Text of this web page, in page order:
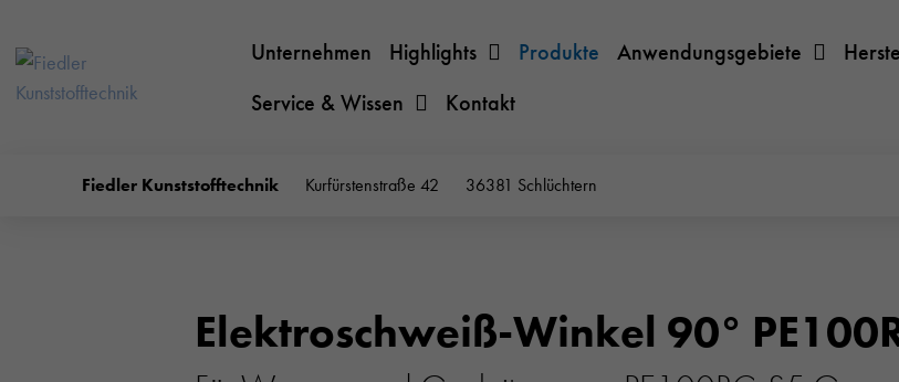
Unternehmen Highlights Produkte Anwendungsgebiete
Service & Wissen
Kontakt
Fiedler Kunststofftechnik Kurfürstenstraße 42 36381 Schlüchtern
Elektroschweiß-Winkel 90°